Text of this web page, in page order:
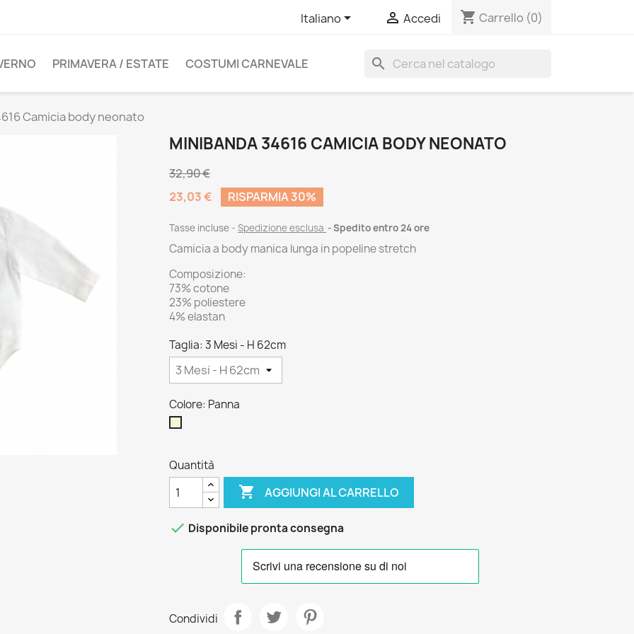
Italiano  Accedi shopping_cart Carrello (0)
PRIMAVERA / ESTATE COSTUMI CARNEVALE search
Camicia body neonato
MINIBANDA 34616 CAMICIA BODY NEONATO
32,90 €
23,03 €
RISPARMIA 30%
Tasse incluse Spedizione esclusa Spedito entro 24 ore
Camicia a body manica lunga in popeline stretch
Composizione:
73% cotone
23% poliestere
4% elastan
Taglia: 3 Mesi - H 62cm
Colore: Panna
Quantità
 AGGIUNGI AL CARRELLO
 Disponibile pronta consegna
Condividi